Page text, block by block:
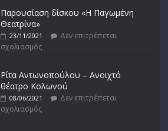
Παρουσίαση δίσκου «Η Παγωμένη
Θεατρίνα»
23/11/2021
Δεν επιτρέπεται
σχολιασμός
Ρίτα Αντωνοπούλου – Ανοιχτό
θέατρο Κολωνού
08/06/2021
Δεν επιτρέπεται
σχολιασμός